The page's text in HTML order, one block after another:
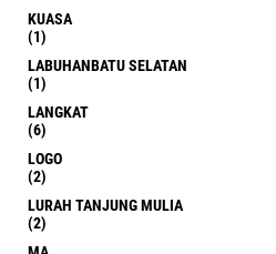
KUASA
(1)
LABUHANBATU SELATAN
(1)
LANGKAT
(6)
LOGO
(2)
LURAH TANJUNG MULIA
(2)